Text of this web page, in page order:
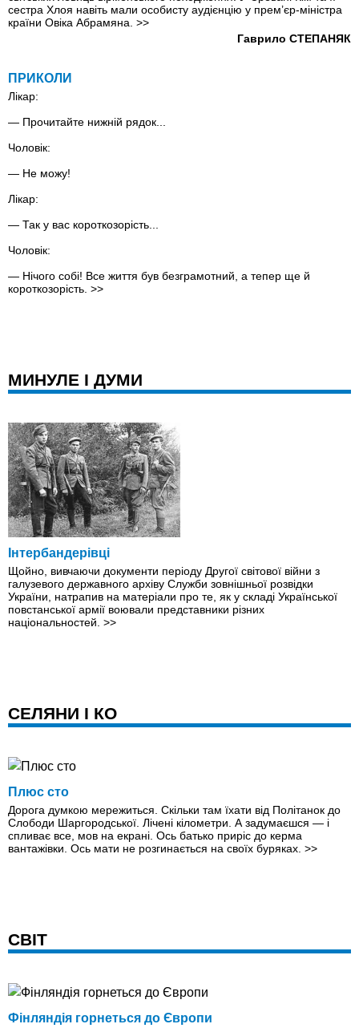
сестра Хлоя навіть мали особисту аудієнцію у прем’єр-міністра
країни Овіка Абрамяна. >>
Гаврило СТЕПАНЯК
ПРИКОЛИ
Лікар:
— Прочитайте нижнiй рядок...
Чоловiк:
— Не можу!
Лікар:
— Так у вас короткозорість...
Чоловiк:
— Нiчого собi! Все життя був безграмотний, а тепер ще й
короткозорість. >>
МИНУЛЕ І ДУМИ
Інтербандерівці
Щойно, вивчаючи документи періоду Другої світової війни з
галузевого державного архіву Служби зовнішньої розвідки
України, натрапив на матеріали про те, як у складі Української
повстанської армії воювали представники різних
національностей. >>
СЕЛЯНИ І КО
Плюс сто
Дорога думкою мережиться. Скільки там їхати від Політанок до
Слободи Шаргородської. Лічені кілометри. А задумаєшся — і
спливає все, мов на екрані. Ось батько приріс до керма
вантажівки. Ось мати не розгинається на своїх буряках. >>
СВІТ
Фінляндія горнеться до Європи